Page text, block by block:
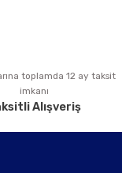
toplamda 12 ay taksit
imkanı
Alışveriş